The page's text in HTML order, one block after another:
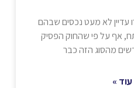
עדיין לא מעט נכסים שבהם
אף על פי שהחוק הפסיק
מהסוג הזה כבר
»